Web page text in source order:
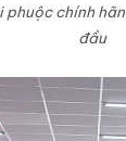
chính
đầu